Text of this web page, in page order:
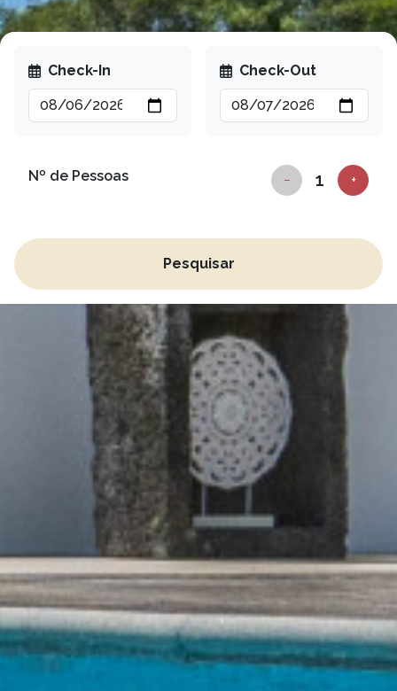
Check-In Check-Out
Nº de Pessoas − +
Pesquisar